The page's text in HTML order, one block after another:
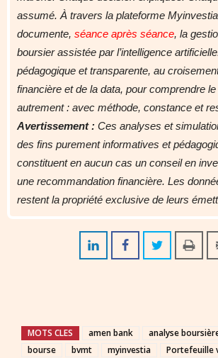
assumé. À travers la plateforme
documente, séance après séance, la
boursier assistée par l’intelligence
pédagogique et transparente, au
financière et de la data, pour comprendre
autrement : avec méthode, constance et
Avertissement : Ces analyses et
des fins purement informatives et
constituent en aucun cas un conseil en
une recommandation financière. Les
restent la propriété exclusive de leurs
MOTS CLES amen bank
analyse
bourse
bvmt myinvestia
Portefeuille